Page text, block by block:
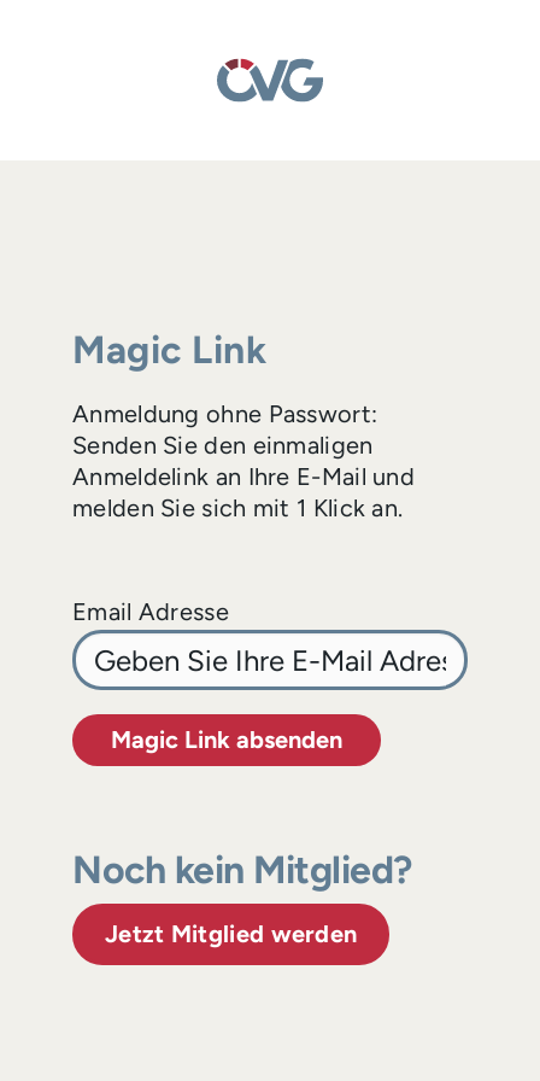
Magic Link
Anmeldung ohne Passwort:
Senden Sie den einmaligen
Anmeldelink an Ihre E-Mail und
melden Sie sich mit 1 Klick an.
Email Adresse
Magic Link absenden
Noch kein Mitglied?
Jetzt Mitglied werden